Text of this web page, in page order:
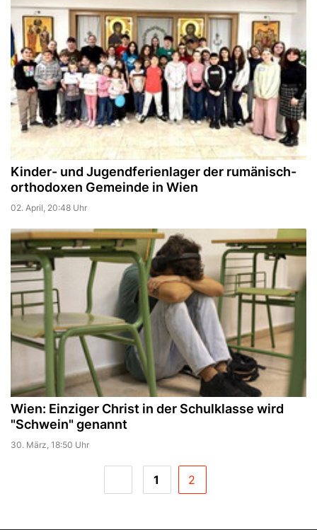
Kinder- und Jugendferienlager der rumänisch-
orthodoxen Gemeinde in Wien
02. April, 20:48 Uhr
Wien: Einziger Christ in der Schulklasse wird
"Schwein" genannt
30. März, 18:50 Uhr
1 2